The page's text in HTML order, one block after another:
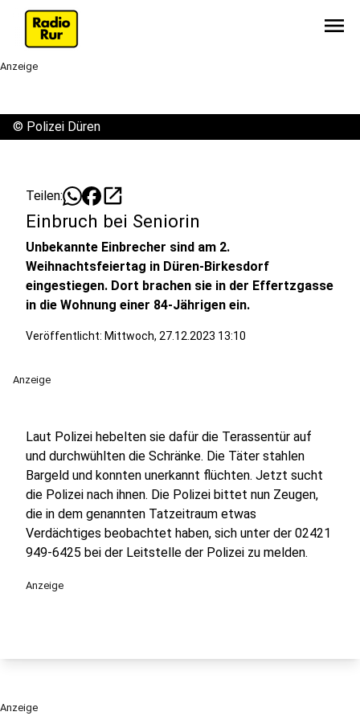
menu
Anzeige
© Polizei Düren
Teilen: open_in_new
Einbruch bei Seniorin
Unbekannte Einbrecher sind am 2.
Weihnachtsfeiertag in Düren-Birkesdorf
eingestiegen. Dort brachen sie in der Effertzgasse
in die Wohnung einer 84-Jährigen ein.
Veröffentlicht: Mittwoch, 27.12.2023 13:10
Anzeige
Laut Polizei hebelten sie dafür die Terassentür auf
und durchwühlten die Schränke. Die Täter stahlen
Bargeld und konnten unerkannt flüchten. Jetzt sucht
die Polizei nach ihnen. Die Polizei bittet nun Zeugen,
die in dem genannten Tatzeitraum etwas
Verdächtiges beobachtet haben, sich unter der 02421
949-6425 bei der Leitstelle der Polizei zu melden.
Anzeige
Anzeige